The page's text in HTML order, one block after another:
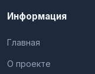
Информация
Главная
О проекте